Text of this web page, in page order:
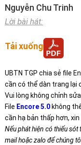
Nguyễn Chu Trinh
Lời bài hát:
Tải xuống
UBTN TGP chia sẻ file
cần có thể dàn trang lại
Vui lòng không chỉnh
File Encore 5.0 không
cần hạ bản thấp hơn,
Nếu phát hiện có thiếu
mail hoặc zalo để chúng